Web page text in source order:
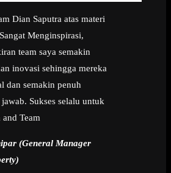
Dian Saputra atas materi
Menginspirasi,
team saya semakin
inovasi sehingga mereka
dan semakin penuh
Sukses selalu untuk
Team
(General Manager